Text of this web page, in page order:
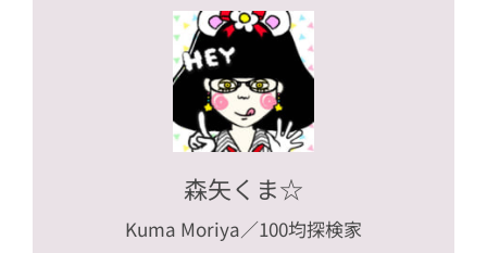
森矢くま☆
Kuma Moriya／100均探検家